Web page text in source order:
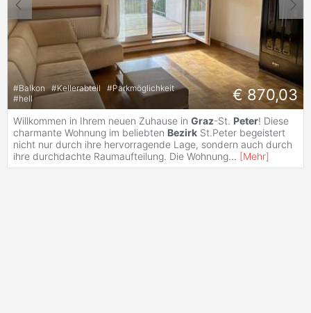
#Balkon #Kellerabteil #Parkmöglichkeit
#hell € 870,03
Willkommen in Ihrem neuen Zuhause in Graz-St. Peter! Diese
charmante Wohnung im beliebten Bezirk St.Peter begeistert
nicht nur durch ihre hervorragende Lage, sondern auch durch
ihre durchdachte Raumaufteilung. Die Wohnung... [Mehr]